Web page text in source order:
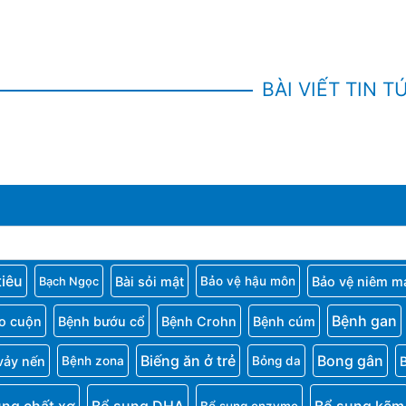
BÀI VIẾT TIN
Bạch Ngọc Bài sỏi mật Bảo vệ hậu môn Bảo vệ niêm
cuộn Bệnh bướu cổ Bệnh Crohn Bệnh cúm Bệnh gan
nến Bệnh zona Biếng ăn ở trẻ Bỏng da Bong gân